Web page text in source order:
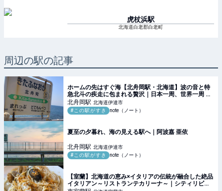
虎杖浜駅
北海道白老郡白老町
周辺の駅の記事
ホームの先はすぐ海【北舟岡駅・北海道】波の音と特
急北斗の疾走に包まれる贅沢｜日本一周、世界一周 も
ふP
北舟岡駅 北海道伊達市
#この駅がすき
note（ノート）
夏至の夕暮れ、海の見える駅へ｜阿波嘉 亜依
北舟岡駅 北海道伊達市
#この駅がすき
note（ノート）
【室蘭】北海道の恵み×イタリアの伝統が融合した絶品
イタリアン～リストランテカリーナ～｜シティリビン